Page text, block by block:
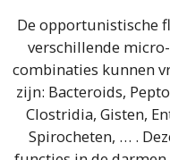
De opportunistische
verschillende
combinaties kunnen
zijn: Bacteroids,
Clostridia, Gisten,
Spirocheten, … .